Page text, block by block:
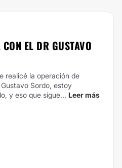
EL DR GUSTAVO
realicé la operación de
Sordo, estoy
y eso que sigue... Leer más